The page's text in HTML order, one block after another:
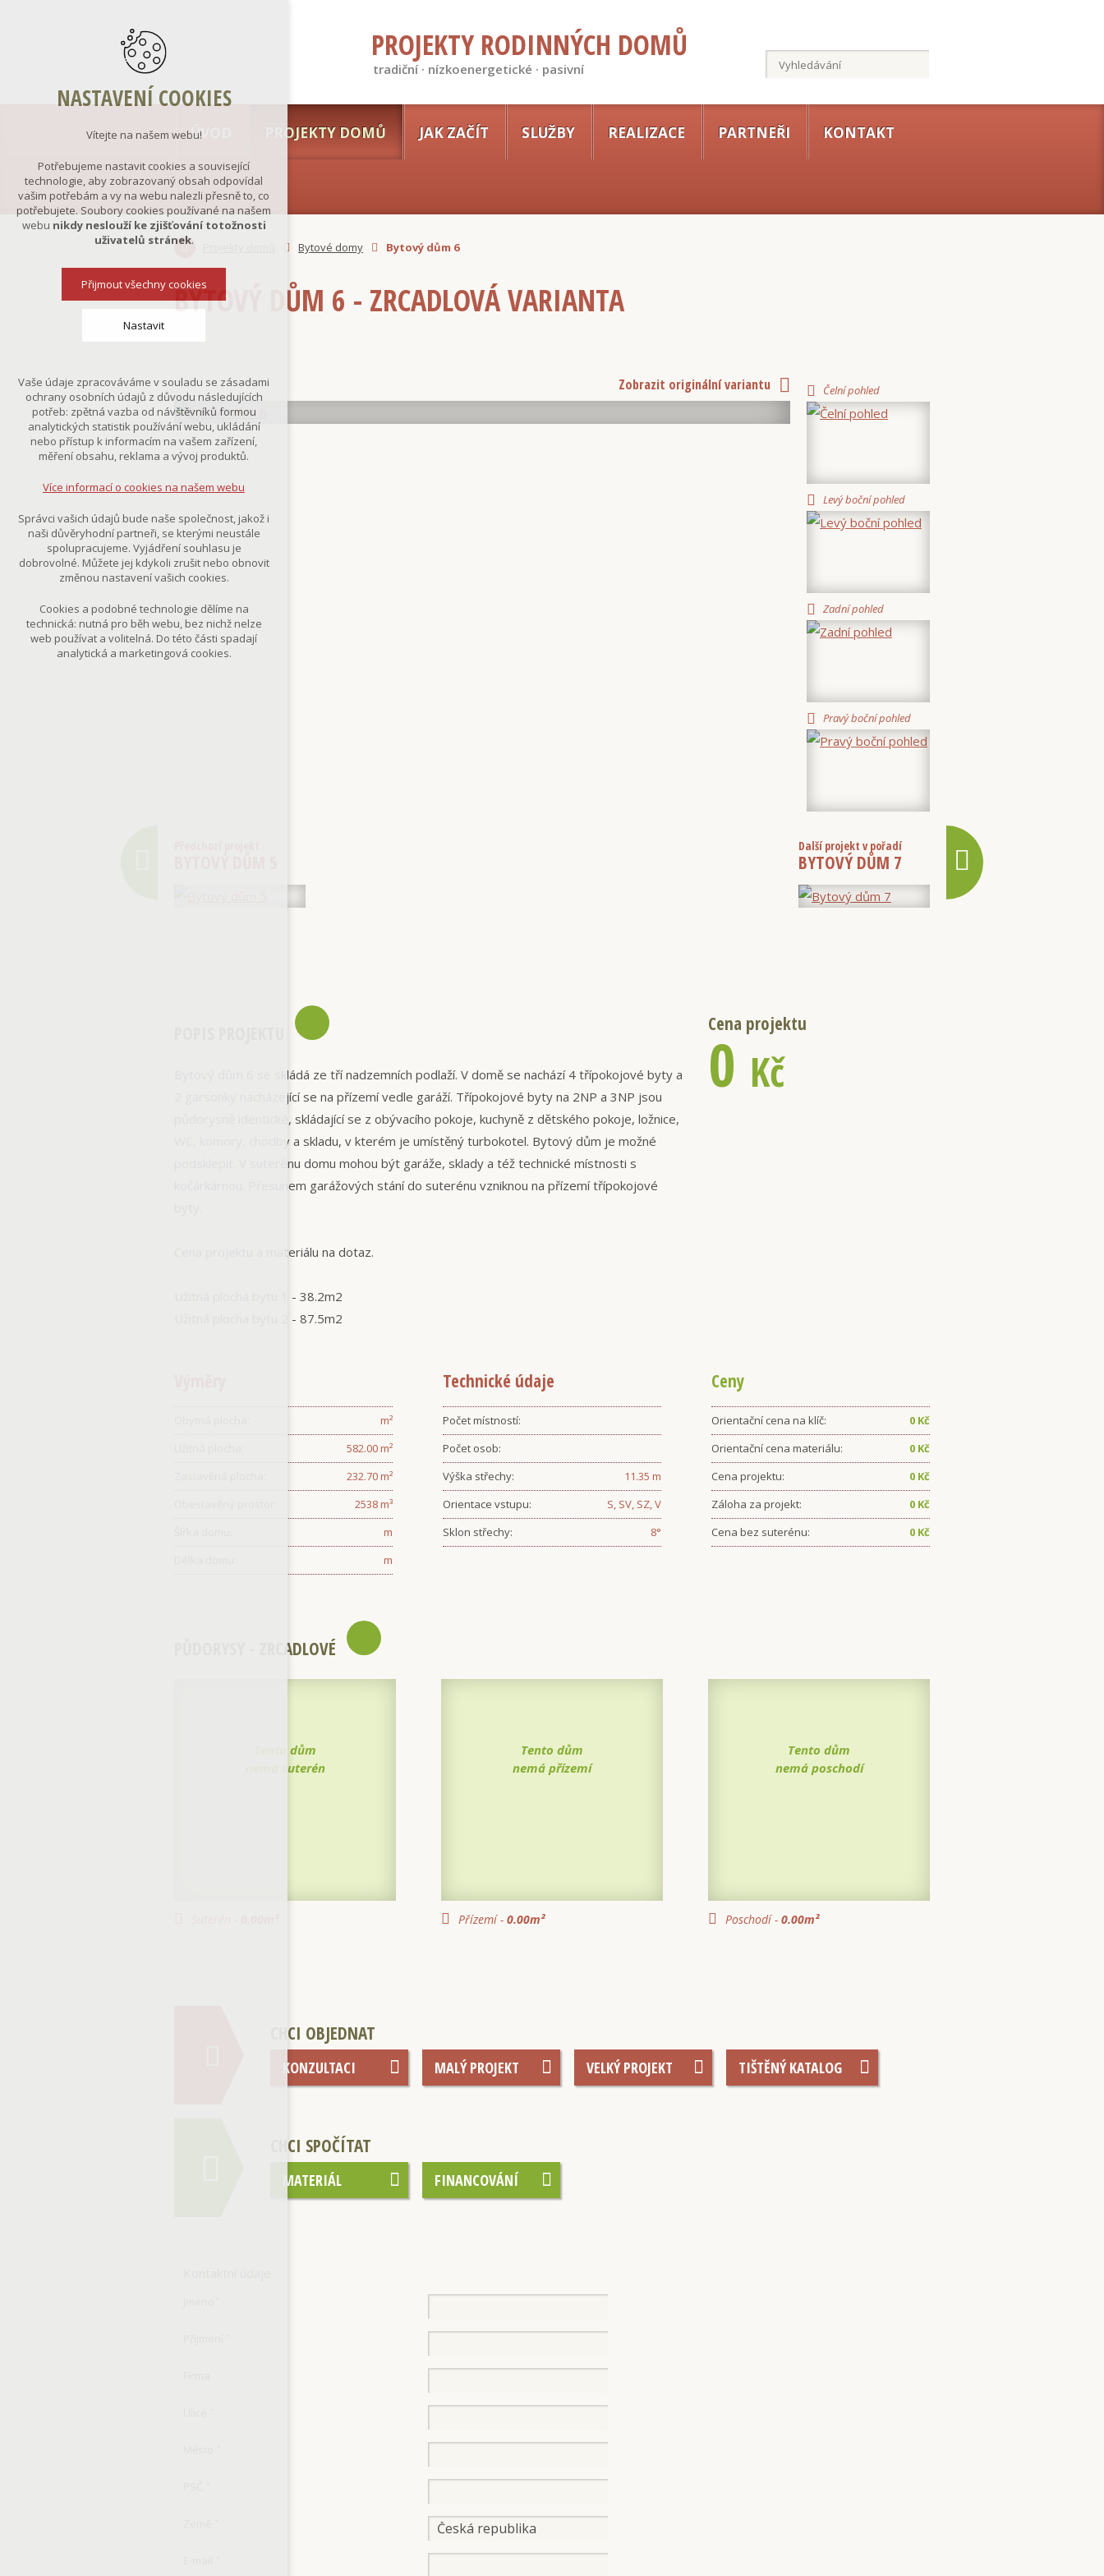
PROJEKTY RODINNÝCH DOMŮ
tradiční · nízkoenergetické · pasivní
ÚVOD PROJEKTY DOMŮ JAK ZAČÍT SLUŽBY REALIZACE PARTNEŘI KONTAKT
Bytové domy Bytový dům 6
BYTOVÝ DŮM 6 - ZRCADLOVÁ VARIANTA
Zobrazit originální variantu Čelní pohled
Levý boční pohled
Zadní pohled
Pravý boční pohled
Další projekt v pořadí
BYTOVÝ DŮM 7
Bytový dům 6 se skládá ze tří nadzemních podlaží. V domě se nachází 4 třípokojové byty a
2 garsonky nacházející se na přízemí vedle garáží. Třípokojové byty na 2NP a 3NP jsou
půdorysně identické, skládající se z obývacího pokoje, kuchyně z dětského pokoje, ložnice,
WC, komory, chodby a skladu, v kterém je umístěný turbokotel. Bytový dům je možné
podsklepit. V suterénu domu mohou být garáže, sklady a též technické místnosti s
kočárkárnou. Přesunem garážových stání do suterénu vzniknou na přízemí třípokojové
Cena projektu a materiálu na dotaz.
Užitná plocha bytu 1 - 38.2m2
Užitná plocha bytu 2 - 87.5m2
Cena projektu
0 Kč
m²
582.00m²
232.70m²
2538m³
m
m
Technické údaje
Počet místností:
Počet osob:
Výška střechy:
11.35 m
Orientace vstupu:
S, SV, SZ, V
Sklon střechy:
8°
Ceny
Orientační cena na klíč: 0 Kč
Orientační cena materiálu:
0 Kč
Cena projektu:
0 Kč
Záloha za projekt:
0 Kč
Cena bez suterénu:
0 Kč
PŮDORYSY - ZRCADLOVÉ
Tento dům
nemá suterén
Tento dům
nemá přízemí
Přízemí - 0.00m²
Tento dům
nemá poschodí
Poschodí - 0.00m²
CHCI OBJEDNAT
KONZULTACI MALÝ PROJEKT VELKÝ PROJEKT TIŠTĚNÝ KATALOG
CHCI SPOČÍTAT
MATERIÁL FINANCOVÁNÍ
NASTAVENÍ COOKIES
Vítejte na našem webu!
Potřebujeme nastavit cookies a související
technologie, aby zobrazovaný obsah odpovídal
vašim potřebám a vy na webu nalezli přesně to, co
potřebujete. Soubory cookies používané na našem
webu nikdy neslouží ke zjišťování totožnosti
uživatelů stránek.
Přijmout všechny cookies
Nastavit
nutná pro provozování webu
udržení kontextu stránek (session):
případná přihlášení, volby jazyka, apod.
Volitelná cookies
analytická pro anonymizované
marketingová cookies
Více informací o cookies na našem webu
Odmítnout vše
Vaše údaje zpracováváme v souladu se zásadami
ochrany osobních údajů z důvodu následujících
potřeb: zpětná vazba od návštěvníků formou
analytických statistik používání webu, ukládání
nebo přístup k informacím na vašem zařízení,
měření obsahu, reklama a vývoj produktů.
Více informací o cookies na našem webu
Správci vašich údajů bude naše společnost, jakož i
naši důvěryhodní partneři, se kterými neustále
spolupracujeme. Vyjádření souhlasu je
dobrovolné. Můžete jej kdykoli zrušit nebo obnovit
změnou nastavení vašich cookies.
Cookies a podobné technologie dělíme na
technická: nutná pro běh webu, bez nichž nelze
web používat a volitelná. Do této části spadají
analytická a marketingová cookies.